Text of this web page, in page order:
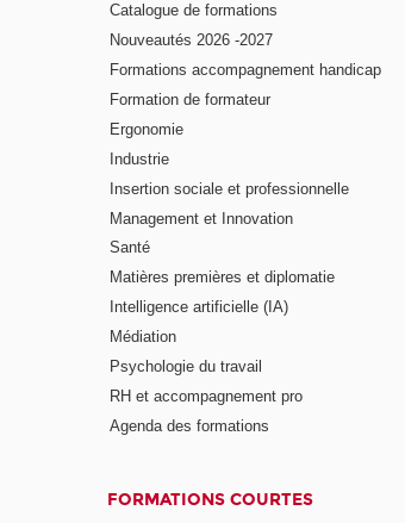
Catalogue de formations
Nouveautés 2026 -2027
Formations accompagnement handicap
Formation de formateur
Ergonomie
Industrie
Insertion sociale et professionnelle
Management et Innovation
Santé
Matières premières et diplomatie
Intelligence artificielle (IA)
Médiation
Psychologie du travail
RH et accompagnement pro
Agenda des formations
FORMATIONS COURTES